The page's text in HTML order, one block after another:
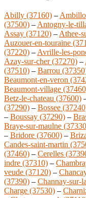
Abilly (37160) –
(37500) – Antogny-le-
Assay (37120) – Athee-
Auzouer-en-touraine
(37220) – Avrille-les-
Azay-sur-cher (37270) –
(37510) – Barrou
Beaumont-en-veron
Beaumont-village
Betz-le-chateau (37600)
(37290) – Bossee
– Boussay (37290) –
Braye-sur-maulne
– Bridore (37600) –
Candes-saint-martin
(37460) – Cerelles
indre (37310) –
veude (37120) –
(37390) – Channay-sur-
Charge (37530) –